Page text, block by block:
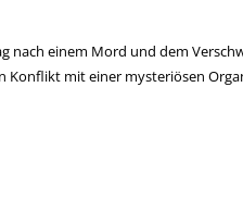
nach einem Mord und dem
Konflikt mit einer mysteriösen